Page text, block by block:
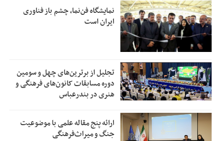
نمایشگاه فن‌نما، چشم باز فناوری
ایران است
تجلیل از بر‌ترین‌های چهل و سومین
دوره مسابقات کانون‌های فرهنگی و
هنری در بندرعباس
ارائه پنج مقاله علمی با موضوعیت
جنگ و میراث‌فرهنگی